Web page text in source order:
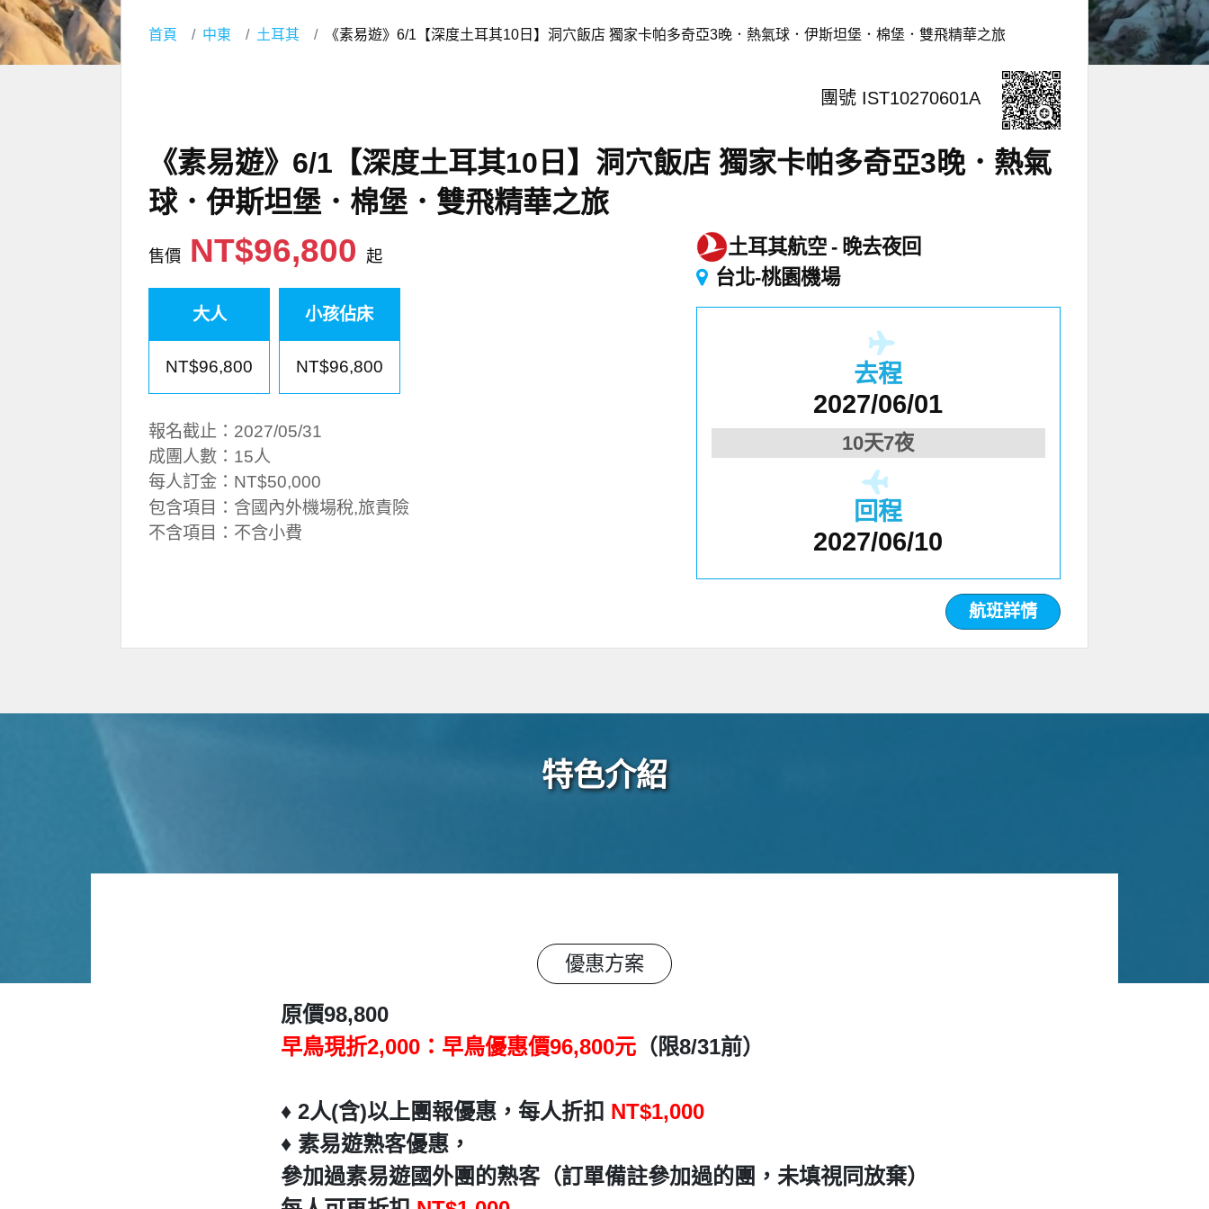
首頁 中東 土耳其 《素易遊》6/1【深度土耳其10日】洞穴飯店 獨家卡帕多奇亞3晚．熱氣球．伊斯坦堡．棉堡．雙飛精華之旅
團號 IST10270601A
《素易遊》6/1【深度土耳其10日】洞穴飯店 獨家卡帕多奇亞3晚．熱氣
球．伊斯坦堡．棉堡．雙飛精華之旅
售價 NT$96,800起
大人
NT$96,800
小孩佔床
NT$96,800
報名截止：2027/05/31
成團人數：15人
每人訂金：NT$50,000
包含項目：含國內外機場稅,旅責險
不含項目：不含小費
土耳其航空
晚去夜回
台北-桃園機場
去程
2027/06/01
10天7夜
回程
2027/06/10
航班詳情
特色介紹
優惠方案
原價98,800
早鳥現折2,000：早鳥優惠價96,800元（限8/31前）
♦️ 2人(含)以上團報優惠，每人折扣 NT$1,000
♦️ 素易遊熟客優惠，
參加過素易遊國外團的熟客（訂單備註參加過的團，未填視同放棄）